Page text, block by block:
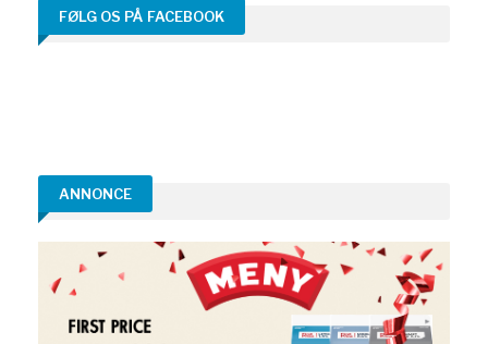
FØLG OS PÅ FACEBOOK
ANNONCE